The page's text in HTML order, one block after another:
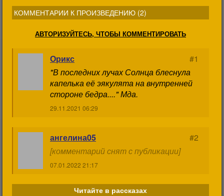
КОММЕНТАРИИ К ПРОИЗВЕДЕНИЮ (2)
АВТОРИЗУЙТЕСЬ, ЧТОБЫ КОММЕНТИРОВАТЬ
Орикс
#1
"В последних лучах Солнца блеснула
капелька её эякулята на внутренней
стороне бедра...." Мда.
29.11.2021 06:29
ангелина05
#2
[комментарий снят с публикации]
07.01.2022 21:17
Читайте в рассказах